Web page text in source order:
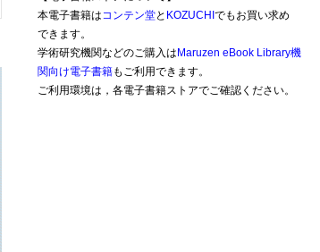
本電子書籍はコンテン堂と KOZUCHI でもお買い求め
できます。
学術研究機関などのご購入は Maruzen eBook Library機
関向け電子書籍もご利用できます。
ご利用環境は，各電子書籍ストアでご確認ください。